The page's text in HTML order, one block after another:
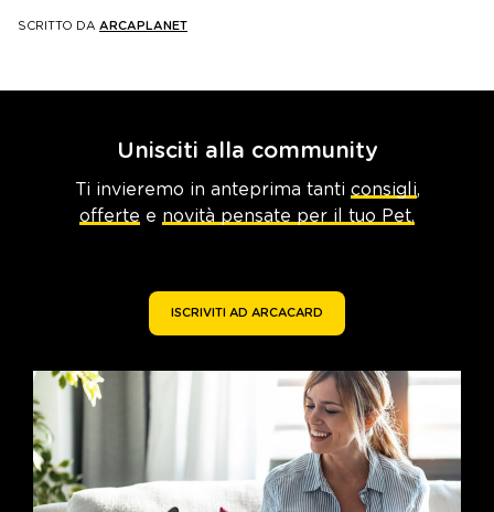
SCRITTO DA ARCAPLANET
Unisciti alla community
Ti invieremo in anteprima tanti consigli,
offerte e novità pensate per il tuo Pet.
ISCRIVITI AD ARCACARD